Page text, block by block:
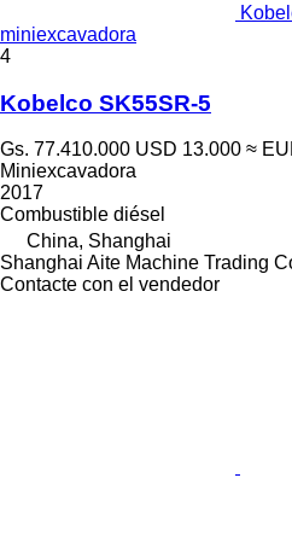
miniexcavadora
4
Kobelco SK55SR-5
Gs. 77.410.000 USD 13.000 ≈
Miniexcavadora
2017
Combustible diésel
China, Shanghai
Shanghai Aite Machine Trading
Contacte con el vendedor